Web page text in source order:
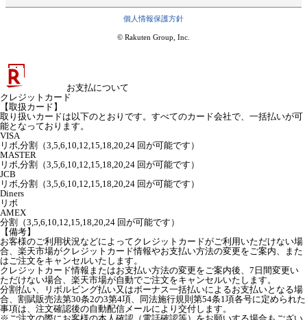
個人情報保護方針
© Rakuten Group, Inc.
お支払について
クレジットカード
【取扱カード】
取り扱いカードは以下のとおりです。すべてのカード会社で、一括払いが可
能となっております。
VISA
リボ,分割（3,5,6,10,12,15,18,20,24 回が可能です）
MASTER
リボ,分割（3,5,6,10,12,15,18,20,24 回が可能です）
JCB
リボ,分割（3,5,6,10,12,15,18,20,24 回が可能です）
Diners
リボ
AMEX
分割（3,5,6,10,12,15,18,20,24 回が可能です）
【備考】
お客様のご利用状況などによってクレジットカードがご利用いただけない場
合、楽天市場がクレジットカード情報やお支払い方法の変更をご案内、また
はご注文をキャンセルいたします。
クレジットカード情報またはお支払い方法の変更をご案内後、7日間変更い
ただけない場合、楽天市場が自動でご注文をキャンセルいたします。
分割払い、リボルビング払い又はボーナス一括払いによるお支払いとなる場
合、割賦販売法第30条2の3第4項、同法施行規則第54条1項各号に定められた
事項は、注文確認後の自動配信メールにより交付します。